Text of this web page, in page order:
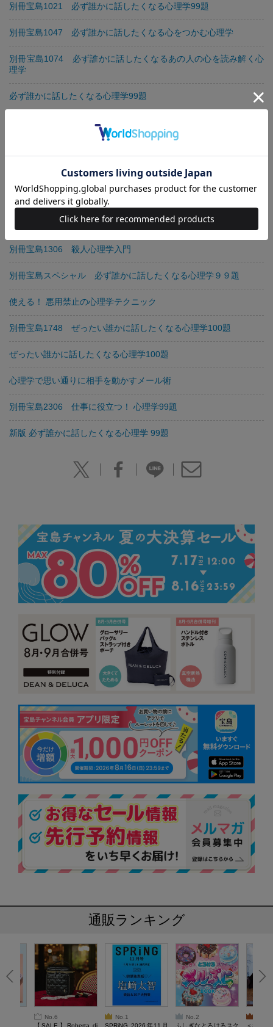
別冊宝島1021 必ず誰かに話したくなる心理学99題
別冊宝島1047 必ず誰かに話したくなる心をつかむ心理学
別冊宝島1074 必ず誰かに話したくなるあの人の心を読み解く心
理学
必ず誰かに話したくなる心理学99題
必ず誰かに話したくなる心をつかむ心理学60
別冊宝島 使える！ 悪用禁止の心理学テクニック 上手な「世渡
り」に心理学は欠かせない！
別冊宝島1269 対人関係の悩みを解決する174パターンの方法
性格判断バイブル
別冊宝島1306 殺人心理学入門
別冊宝島スペシャル 必ず誰かに話したくなる心理学９９題
使える！ 悪用禁止の心理学テクニック
別冊宝島1748 ぜったい誰かに話したくなる心理学100題
ぜったい誰かに話したくなる心理学100題
心理学で思い通りに相手を動かすメール術
別冊宝島2306 仕事に役立つ！ 心理学99題
新版 必ず誰かに話したくなる心理学 99題
通販ランキング
No.6
No.1
No.2